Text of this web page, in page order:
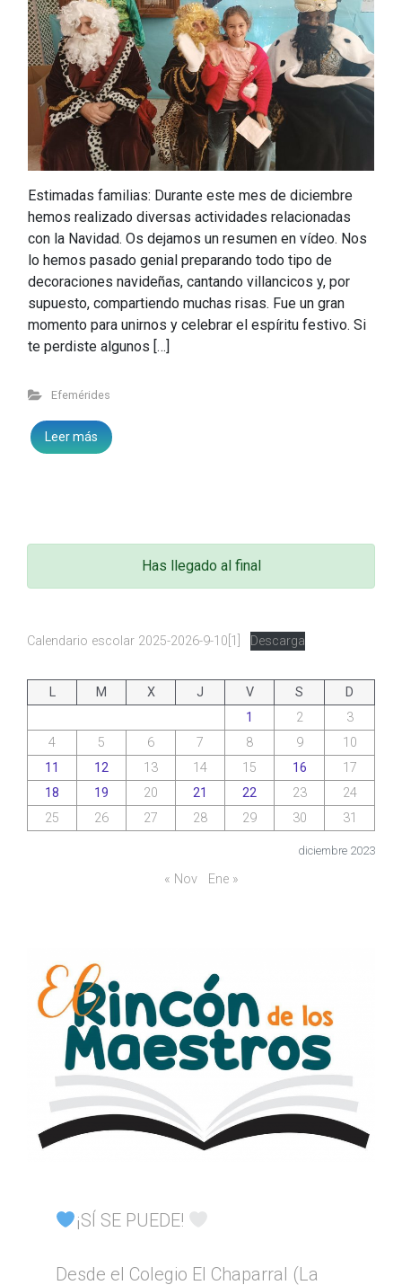
Estimadas familias: Durante este mes de diciembre
hemos realizado diversas actividades relacionadas
con la Navidad. Os dejamos un resumen en vídeo. Nos
lo hemos pasado genial preparando todo tipo de
decoraciones navideñas, cantando villancicos y, por
supuesto, compartiendo muchas risas. Fue un gran
momento para unirnos y celebrar el espíritu festivo. Si
te perdiste algunos […]
Efemérides
Leer más
Has llegado al final
Calendario escolar 2025-2026-9-10[1] Descarga
diciembre 2023
L M X J V S
D
1
2
3
4
5 6 7 8 9
10
11
12 13 14 15 16
17
18
19 20 21 22 23
24
25
26 27 28 29 30 31
« Nov Ene »
¡SÍ SE PUEDE!
Desde el Colegio El Chaparral (La